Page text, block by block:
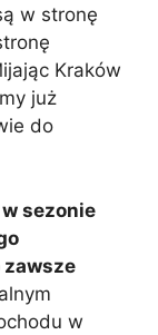
w stronę
Kraków
już
do
sezonie
zawsze
w